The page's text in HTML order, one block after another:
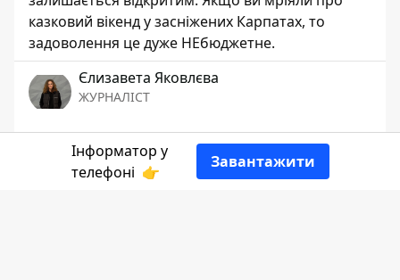
казковий вікенд у засніжених Карпатах, то
задоволення це дуже НЕбюджетне.
Єлизавета Яковлєва
ЖУРНАЛІСТ
Інформатор у
телефоні 👉
Завантажити